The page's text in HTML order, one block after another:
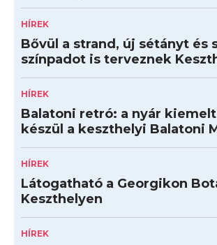
HÍREK
Bővül a strand, új sétányt és
színpadot is terveznek
HÍREK
Balatoni retró: a nyár
készül a keszthelyi Balatoni
HÍREK
Látogatható a Georgikon
Keszthelyen
HÍREK